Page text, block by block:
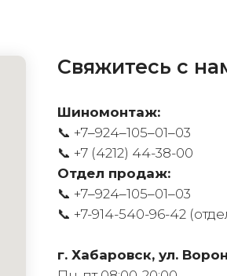
Свяжитесь с
Шиномонтаж:
📞 +7‒924‒105‒01‒03
📞 +7 (4212) 44-38-00
Отдел продаж:
📞 +7‒924‒105‒01‒03
📞 +7-914-540-96-42
г. Хабаровск, ул.